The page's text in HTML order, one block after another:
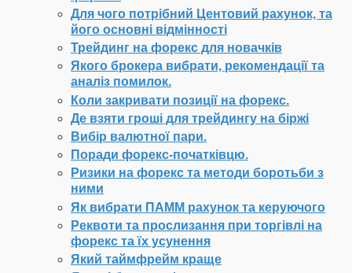
Для чого потрібний Центовий рахунок, та
його основні відмінності
Трейдинг на форекс для новачків
Якого брокера вибрати, рекомендації та
аналіз помилок.
Коли закривати позиції на форекс.
Де взяти гроші для трейдингу на біржі
Вибір валютної пари.
Поради форекс-початківцю.
Ризики на форекс та методи боротьби з
ними
Як вибрати ПАММ рахунок та керуючого
Реквоти та прослизання при торгівлі на
форекс та їх усунення
Який таймфрейм краще